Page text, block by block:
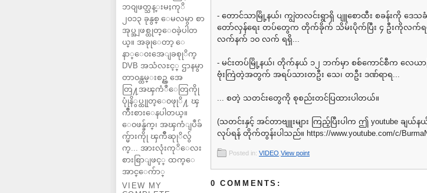
ဘ၀ျဖတ္သန္းမႈကုိ
၂၀၁၃ ခုနွစ္ ေမလမွာ စာ
အုပ္အျဖစ္ထုတ္ေ၀ခဲ့ပါတ
ယ္။ အခုုေတာ့ ေ
နာ္ေ၀းအေျခစုုိက္
DVB အသံလႊင့္ ဌာနမွာ
တာ၀န္ထမ္းစဥ္က အေ
တြ႔အၾကံဳေတြကိုု
ပုုံနိွပ္ထုုတ္ေ၀ဖုုိ႔ ၾ
ကိဳးစားေနပါတယ္။
ေ၀ဖန္ခ်က္၊ အၾကံျပဳခ်
က္မ်ားကိုု ၾကိဳဆုုိလ်ွ
က္... အားလုံးကုိေလး
စားစြာျဖင့္ ထက္ေ
အာင္ေက်ာ္
VIEW MY
- တောင်သာမြို့နယ်၊ ကျွဲတလင်းရွာရှိ ပျူစောထီး စခန်းကို ဒေသခံ
တော်လှန်ရေး တပ်တွေက တိုက်ခိုက် သိမ်းပိုက်ပြီး ၄ ဦးကိုလက်ရဖ
လက်နက် ၁၀ လက် ရရှိ...
- မင်းတပ်မြို့နယ်၊ တိုက်နယ် ၁၂ ဘက်မှာ စစ်ကောင်စီက လေယာ
ဗုံးကြဲတဲ့အတွက် အရပ်သားတဦး သေ၊ တဦး ဒဏ်ရာရ...
... စတဲ့ သတင်းတွေကို စုစည်းတင်ပြထားပါတယ်။
(သတင်းနှင့် အင်တာဗျူးများ ကြည့်ပြီးပါက ဤ youtube ချယ်န
လုပ်ရန် တိုက်တွန်းပါသည်။ https://www.youtube.com/c/
Posted in: VIDEO View point
0 COMMENTS: